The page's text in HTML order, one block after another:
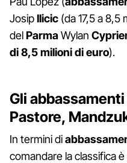
JosipIlicic (da 17,5 a
delParmaWylan
di 8,5 milioni di euro).
Gli
Pastore,
In termini di
comandare la classifica